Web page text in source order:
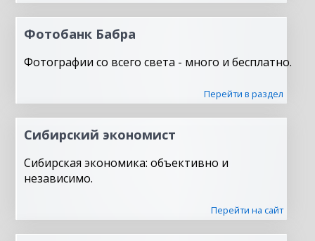
Фотобанк Бабра
Фотографии со всего света - много и бесплатно.
Перейти в раздел
Сибирский экономист
Сибирская экономика: объективно и
независимо.
Перейти на сайт